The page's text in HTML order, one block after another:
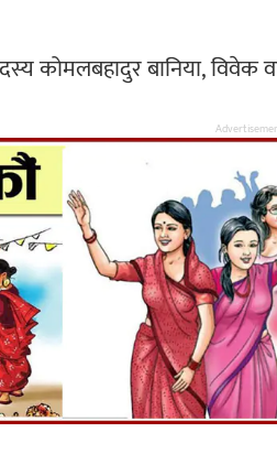
कोमलबहादुर बानिया, विवेक